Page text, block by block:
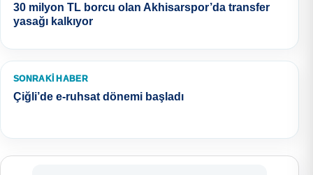
30 milyon TL borcu olan Akhisarspor’da transfer
yasağı kalkıyor
SONRAKI HABER
Çiğli’de e-ruhsat dönemi başladı